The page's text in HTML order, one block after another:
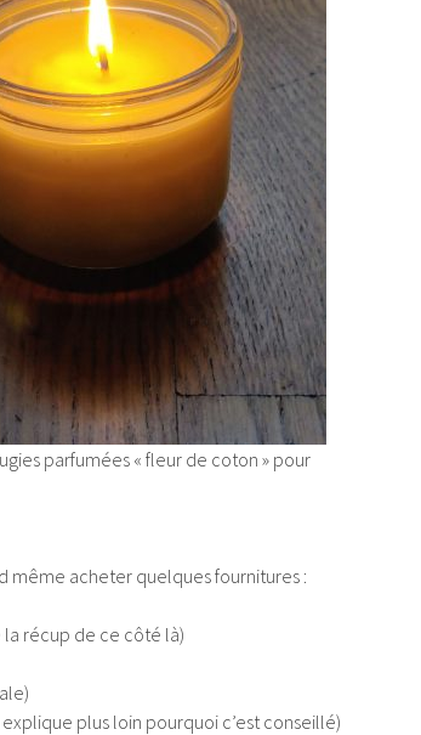
parfumées « fleur de coton » pour
même acheter quelques fournitures :
la récup de ce côté là)
plus loin pourquoi c’est conseillé)